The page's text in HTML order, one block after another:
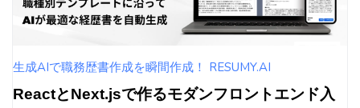
生成AIで職務歴書作成を瞬間作成！ RESUMY.AI
ReactとNext.jsで作るモダンフロントエンド入